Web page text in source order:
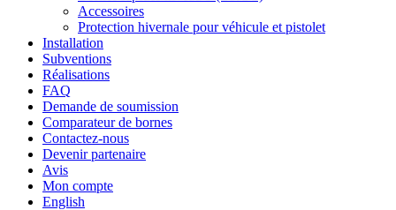
Accessoires
Protection hivernale pour véhicule et pistolet
Installation
Subventions
Réalisations
FAQ
Demande de soumission
Comparateur de bornes
Contactez-nous
Devenir partenaire
Avis
Mon compte
English